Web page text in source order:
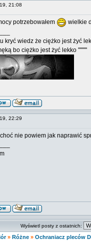
19, 21:08
potrzebowałem
wielkie
kryć wiedz że ciężko jest żyć
bo ciężko jest żyć lekko '''''''''
19, 22:29
choć nie powiem jak naprawić
Wyświetl posty z ostatnich:
» Różne » Ochraniacz pleców